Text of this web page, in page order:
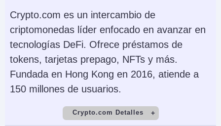
USD, EUR, GBP, CAD,
AUD, JPY, CHF, PLN
Expert Advisors (EAs)
on MetaTrader
AI
Yes
Stop Loss Garantizado
No
Crypto.com es un intercambio de
criptomonedas líder enfocado en avanzar en
tecnologías DeFi. Ofrece préstamos de
tokens, tarjetas prepago, NFTs y más.
Fundada en Hong Kong en 2016, atiende a
150 millones de usuarios.
Crypto.com Detalles